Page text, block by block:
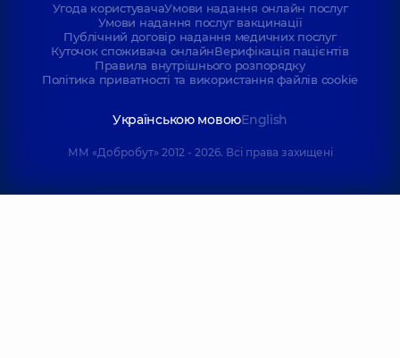
Угода користувачаУмови надання онлайн послуг
Умови надання послуг вакцинації
Публічний договір надання медичних послуг
Куточок споживача онлайнВерифікація пацієнтів
Правила внутрішнього розпорядку
Політика приватності та використання файлів cookie
Українською мовоюEnglish
ММ «Добробут» 2012 - 2026. Всі права захищені